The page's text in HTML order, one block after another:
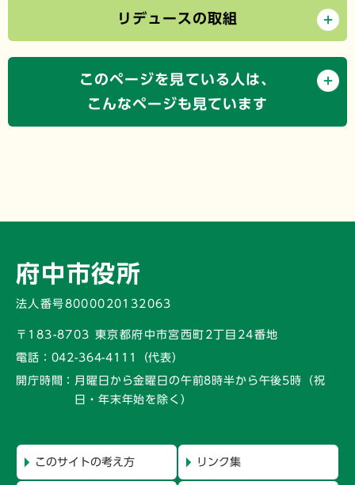
リデュースの取組
このページを見ている人は、
こんなページも見ています
府中市役所
法人番号8000020132063
〒183-8703 東京都府中市宮西町2丁目24番地
電話： 042-364-4111（代表）
開庁時間： 月曜日から金曜日の午前8時半から午後5時 （祝
日・年末年始を除く）
このサイトの考え方 リンク集